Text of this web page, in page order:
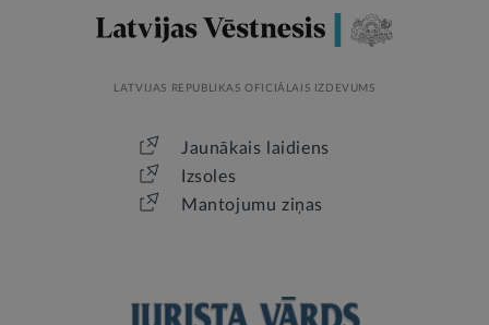
LATVIJAS REPUBLIKAS OFICIĀLAIS IZDEVUMS
Jaunākais laidiens
Izsoles
Mantojumu ziņas